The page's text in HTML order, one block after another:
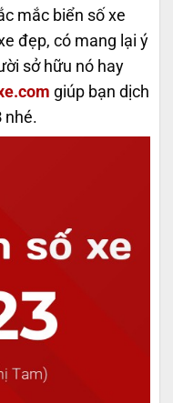
mắc biển số xe
đẹp, có mang lại ý
sở hữu nó hay
giúp bạn dịch
nhé.